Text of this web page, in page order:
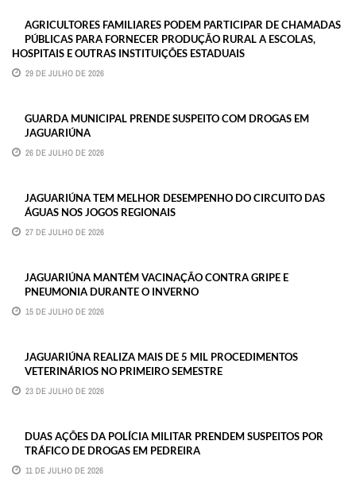
AGRICULTORES FAMILIARES PODEM PARTICIPAR DE CHAMADAS
PÚBLICAS PARA FORNECER PRODUÇÃO RURAL A ESCOLAS,
HOSPITAIS E OUTRAS INSTITUIÇÕES ESTADUAIS
29 DE JULHO DE 2026
GUARDA MUNICIPAL PRENDE SUSPEITO COM DROGAS EM
JAGUARIÚNA
26 DE JULHO DE 2026
JAGUARIÚNA TEM MELHOR DESEMPENHO DO CIRCUITO DAS
ÁGUAS NOS JOGOS REGIONAIS
27 DE JULHO DE 2026
JAGUARIÚNA MANTÉM VACINAÇÃO CONTRA GRIPE E
PNEUMONIA DURANTE O INVERNO
15 DE JULHO DE 2026
JAGUARIÚNA REALIZA MAIS DE 5 MIL PROCEDIMENTOS
VETERINÁRIOS NO PRIMEIRO SEMESTRE
23 DE JULHO DE 2026
DUAS AÇÕES DA POLÍCIA MILITAR PRENDEM SUSPEITOS POR
TRÁFICO DE DROGAS EM PEDREIRA
11 DE JULHO DE 2026